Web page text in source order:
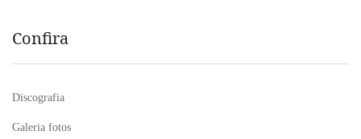
Confira
Discografia
Galeria fotos